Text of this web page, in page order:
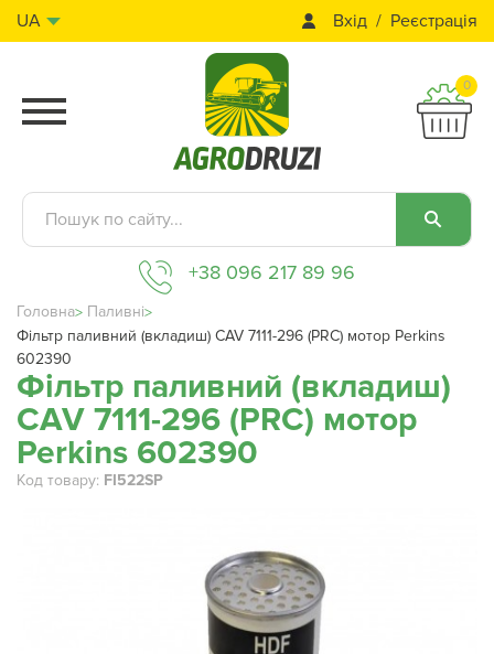
Вхід Реєстрація
UA
0
+38 096 217 89 96
Головна
Паливні
Фільтр паливний (вкладиш) CAV 7111-296 (PRC) мотор Perkins
602390
Фільтр паливний (вкладиш)
CAV 7111-296 (PRC) мотор
Perkins 602390
Код товару: FI522SP